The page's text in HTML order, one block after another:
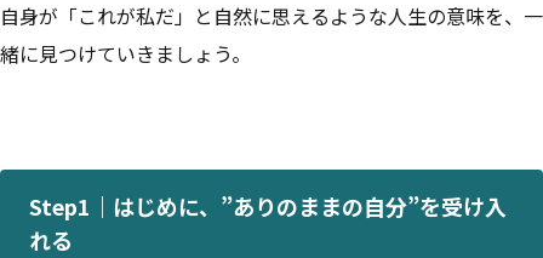
自身が「これが私だ」と自然に思えるような人生の意味を、一
緒に見つけていきましょう。
Step1｜はじめに、”ありのままの自分”を受け入
れる